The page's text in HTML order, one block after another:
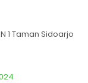
1 Taman Sidoarjo